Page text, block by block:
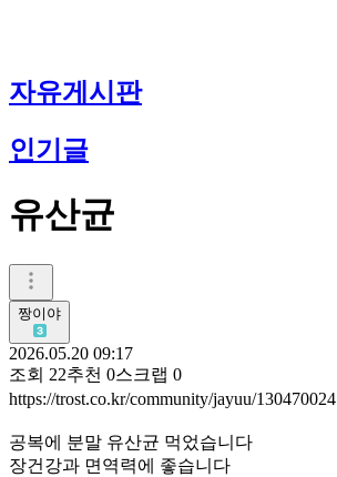
자유게시판
인기글
유산균
짱이야
2026.05.20 09:17
조회 22추천 0스크랩 0
https://trost.co.kr/community/jayuu/130470024
공복에 분말 유산균 먹었습니다
장건강과 면역력에 좋습니다